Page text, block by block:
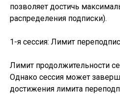
позволяет достичь
распределения подписки).
1-я сессия: Лимит
Лимит продолжительности
Однако сессия может
достижения лимита